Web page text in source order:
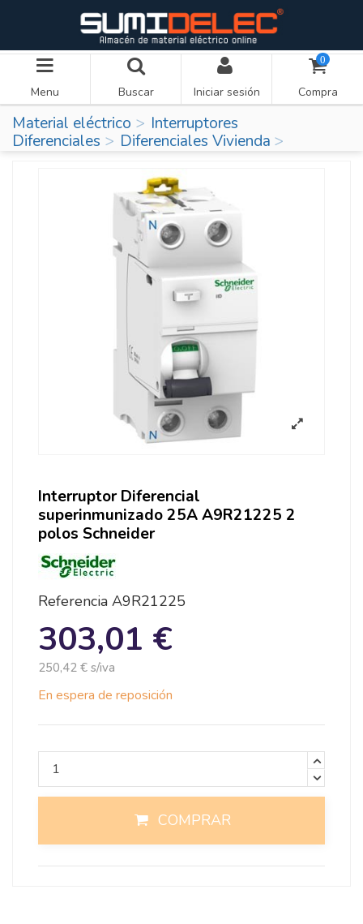
Menu Buscar Iniciar sesión
0
Compra
Material eléctrico
Interruptores
Diferenciales
Diferenciales Vivienda
Interruptor Diferencial
superinmunizado 25A A9R21225 2
polos Schneider
Referencia A9R21225
303,01 €
250,42 € s/iva
En espera de reposición
COMPRAR